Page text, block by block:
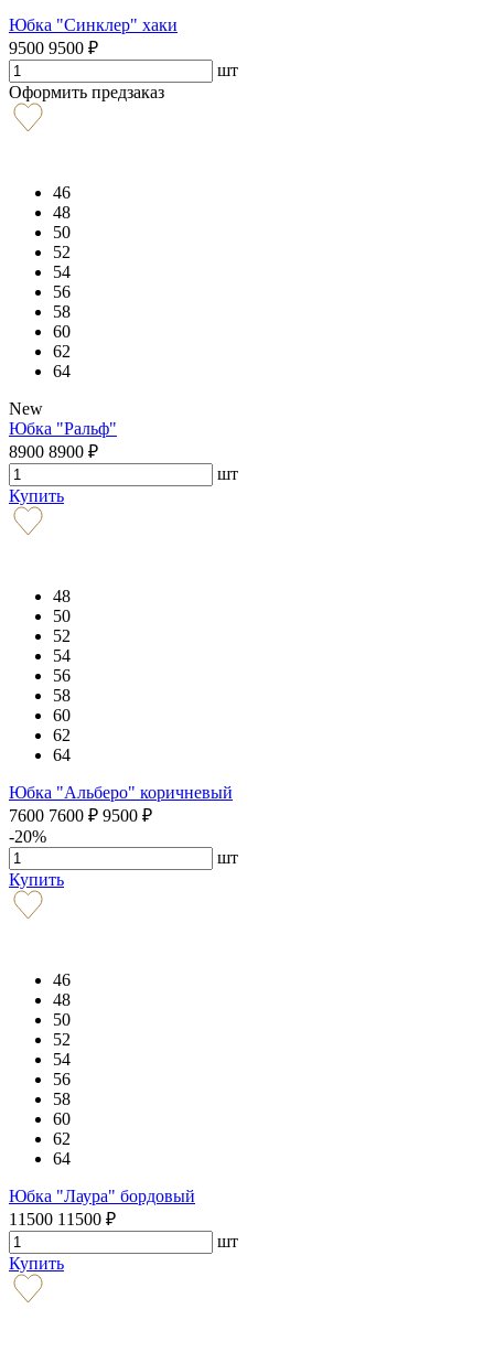
Юбка "Синклер" хаки
9500 9500 ₽
шт
Оформить предзаказ
46
48
50
52
54
56
58
60
62
64
New
Юбка "Ральф"
8900 8900 ₽
шт
Купить
48
50
52
54
56
58
60
62
64
Юбка "Альберо" коричневый
7600 7600 ₽ 9500 ₽
-20%
шт
Купить
46
48
50
52
54
56
58
60
62
64
Юбка "Лаура" бордовый
11500 11500 ₽
шт
Купить